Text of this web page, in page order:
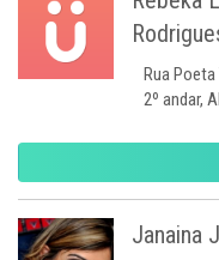
Rua Poeta
2º andar,
Janaina